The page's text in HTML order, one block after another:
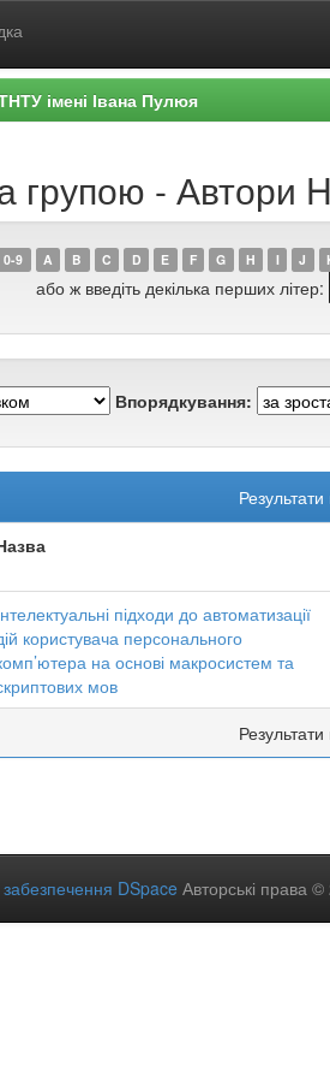
імені Івана Пулюя
групою - Автори
0-9 A B C D E F G H I J
або ж введіть декілька перших літер:
Впорядкування:
Результати
підходи до автоматизації
користувача персонального
на основі макросистем та
мов
Результати
DSpace Авторські права